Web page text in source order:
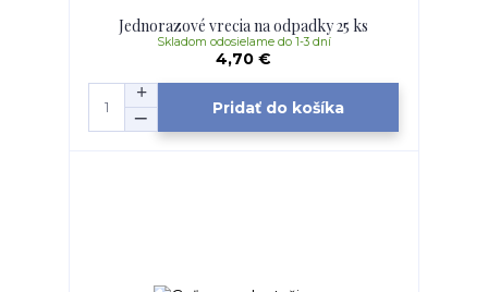
Jednorazové vrecia na odpadky 25 ks
4,70 €
Skladom odosielame do 1-3 dní
Pridať do košíka